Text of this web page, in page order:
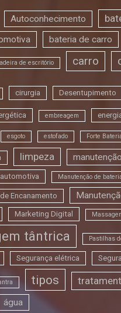
Autoconhecimento
bateria de carro
de escritório carro
cirurgia Desentupimento
embreagem
esgoto estofado Forte
limpeza manutenção
Manutenção de
Encanamento
Marketing Digital
tântrica Pastilhas
Segurança elétrica
tipos
água